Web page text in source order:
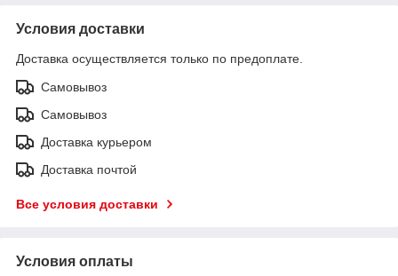
Условия доставки
Доставка осуществляется только по предоплате.
Самовывоз
Самовывоз
Доставка курьером
Доставка почтой
Все условия доставки
Условия оплаты